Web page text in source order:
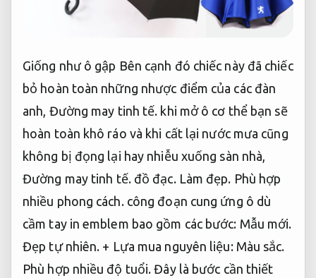
Giống như ô gập Bên cạnh đó chiếc này đã chiếc
bỏ hoàn toàn những nhược điểm của các đàn
anh, Đường may tinh tế. khi mở ô cơ thể bạn sẽ
hoàn toàn khô ráo và khi cất lại nước mưa cũng
không bị đọng lại hay nhiễu xuống sàn nhà,
Đường may tinh tế.đồ đạc. Làm đẹp. Phù hợp
nhiều phong cách.công đoạn cung ứng ô dù
cầm tay in emblem bao gồm các bước: Mẫu mới.
Đẹp tự nhiên. + Lựa mua nguyên liệu: Màu sắc.
Phù hợp nhiều độ tuổi. Đây là bước cần thiết